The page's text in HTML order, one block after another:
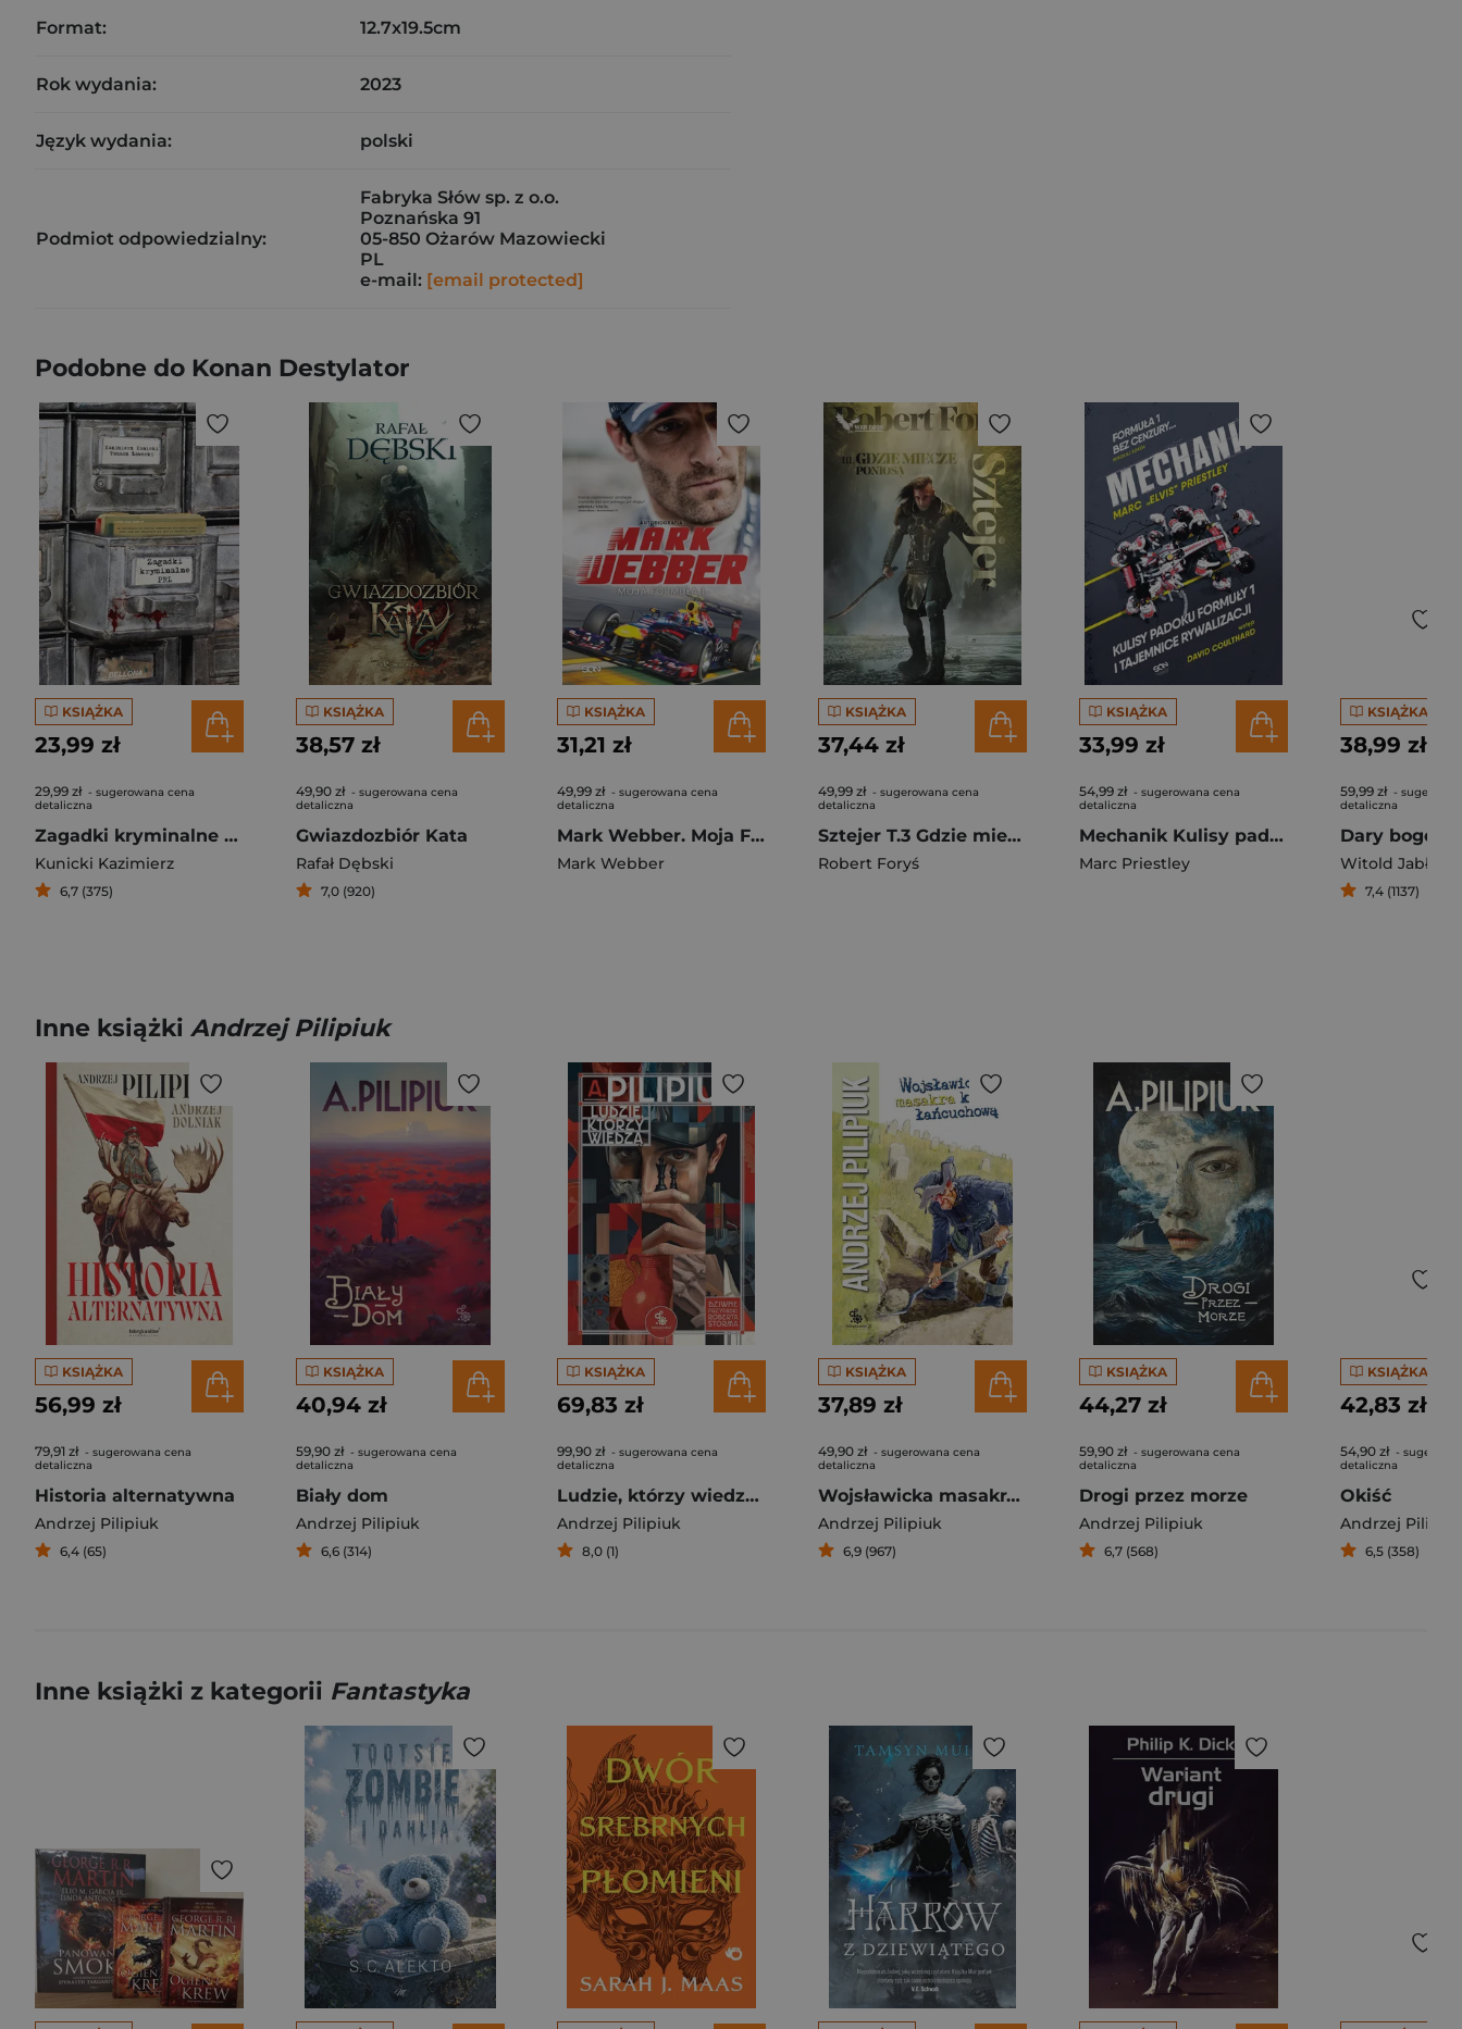
Format: 12.7x19.5cm
Rok wydania: 2023
Język wydania: polski
Podmiot odpowiedzialny:
Fabryka Słów sp. z o.o.
Poznańska 91
05-850 Ożarów Mazowiecki
PL
e-mail: [email protected]
Podobne do Konan Destylator
KSIĄŻKA
23,99 zł
29,99 zł - sugerowana cena
detaliczna
Zagadki kryminalne PRL
Kunicki Kazimierz
6,7 (375)
KSIĄŻKA
38,57 zł
49,90 zł - sugerowana cena
detaliczna
Gwiazdozbiór Kata
Rafał Dębski
7,0 (920)
KSIĄŻKA
31,21 zł
49,99 zł - sugerowana cena
detaliczna
Mark Webber. Moja Formuła 1
Mark Webber
KSIĄŻKA
37,44 zł
49,99 zł - sugerowana cena
detaliczna
Sztejer T.3 Gdzie miecze poniosą
Robert Foryś
KSIĄŻKA
33,99 zł
54,99 zł - sugerowana cena
detaliczna
Mechanik Kulisy padoku F1 i tajemnice rywalizacji
Marc Priestley
KSIĄŻKA
38,99 zł
59,99 zł -
detaliczna
Dary bogów
Witold
7,4 (1137)
Inne książki Andrzej Pilipiuk
KSIĄŻKA
56,99 zł
79,91 zł - sugerowana cena
detaliczna
Historia alternatywna
Andrzej Pilipiuk
6,4 (65)
KSIĄŻKA
40,94 zł
59,90 zł - sugerowana cena
detaliczna
Biały dom
Andrzej Pilipiuk
6,6 (314)
KSIĄŻKA
69,83 zł
99,90 zł - sugerowana cena
detaliczna
Ludzie, którzy wiedzą (wyd. specjalne)
Andrzej Pilipiuk
8,0 (1)
KSIĄŻKA
37,89 zł
49,90 zł - sugerowana cena
detaliczna
Wojsławicka masakra kosą łańcuchową
Andrzej Pilipiuk
6,9 (967)
KSIĄŻKA
44,27 zł
59,90 zł - sugerowana cena
detaliczna
Drogi przez morze
Andrzej Pilipiuk
6,7 (568)
KSIĄŻKA
42,83 zł
54,90 zł -
detaliczna
Okiść
Andrzej
6,5 (358)
Inne książki z kategorii Fantastyka